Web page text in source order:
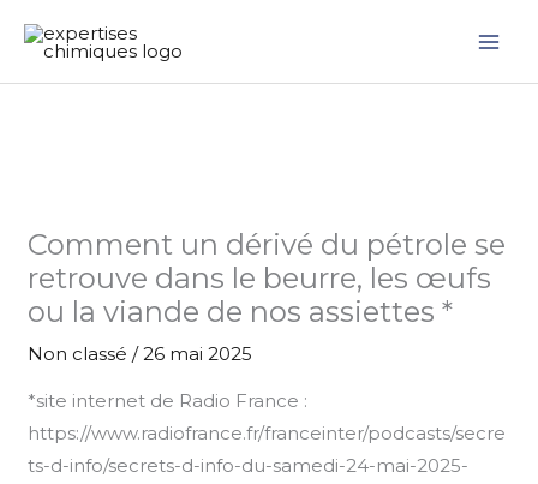
contenu
Comment un dérivé du pétrole se
retrouve dans le beurre, les œufs
ou la viande de nos assiettes *
Non classé /26 mai 2025
*site internet de Radio France :
https://www.radiofrance.fr/franceinter/podcasts/secre
ts-d-info/secrets-d-info-du-samedi-24-mai-2025-